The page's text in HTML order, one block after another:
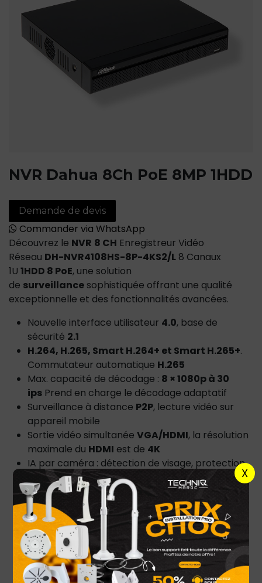
X
NVR Dahua 8Ch PoE 8MP 1HDD
Demande de devis
Commander via WhatsApp
Découvrez le NVR 8 CH Enregistreur Vidéo
Réseau DH-NVR4108HS-8P-4KS2/L 8 Canaux
1U 1HDD 8 PoE, une solution
de surveillance sophistiquée offrant une qualité
exceptionnelle et des fonctionnalités avancées.
Nouvelle interface utilisateur 4.0, base de
sécurité 2.1
H.264, H.265, Smart H.264+ et Smart H.265+.
Commutateur automatique H.265
Max. capacité de décodage : 8 × 1080p à 30
ips Prend en charge le décodage adaptatif
Surveillance à distance P2P, lecture vidéo sur
appareil mobile
Sortie vidéo simultanée VGA/HDMI, la résolution
maximale du HDMI est de 4K
IA par caméra : détection de visage, protection
périmétrique,
IVS, comptage de personnes,
carte thermique et SMD
Prend en charge la configuration et la gestion à
distance del’IPC, telles que la définition des
paramètres, l’obtention d’informations et la
mise à niveau de l’IPC du même modèle par lots
Nouvelle interface utilisateur
, base de
sécurité2.1